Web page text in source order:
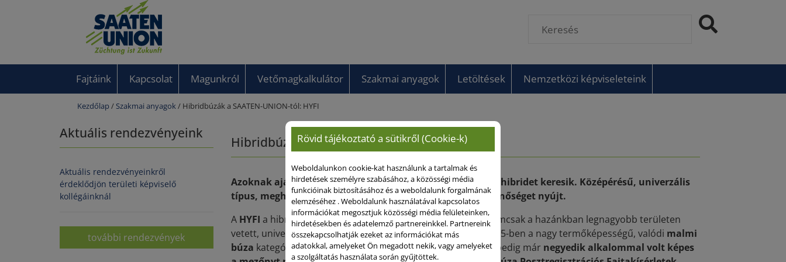
Fajtáink Kapcsolat Magunkról Vetőmagkalkulátor Szakmai anyagok Letöltések Nemzetközi képviseleteink
Kezdőlap/ Szakmai anyagok/ Hibridbúzák a SAATEN-UNION-tól: HYFI
Aktuális rendezvényeink
Aktuális rendezvényeinkről
érdeklődjön területi képviselő
kollégáinknál
további rendezvények
Hibridbúzák a SAATEN-UNION-tól: HYFI
Azoknak ajánljuk, akik a legrugalmasabb vetésidejű búzahibridet keresik. Középérésű, univerzális
típus, meghökkentő mennyiséget és kimagasló malmi minőséget nyújt.
A HYFI a hibridbúzák 2. generációjának méltó képviselője, nemcsak a hazánkban legnagyobb területen
vetett, univerzális hibridbúza, hanem a legelismertebb is. 2015-ben a nagy termőképességű, valódi malmi
búza kategóriában került be a Nemzeti Fajtajegyzékbe. Idén pedig már negyedik alkalommal volt képes
Rövid tájékoztató a sütikről (Cookie-k)
Weboldalunkon cookie-kat használunk a tartalmak és
hirdetések személyre szabásához, a közösségi média
funkcióinak biztosításához és a weboldalunk forgalmának
elemzéséhez . Weboldalunk használatával kapcsolatos
információkat megosztjuk közösségi média felületeinken,
hirdetésekben és adatelemző partnereinkkel. Partnereink
összekapcsolhatják ezeket az információkat más
adatokkal, amelyeket Ön megadott nekik, vagy amelyeket
a szolgáltatás használata során gyűjtöttek.